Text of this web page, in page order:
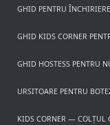
GHID PENTRU
GHID KIDS CORNER
GHID HOSTESS PENTRU
URSITOARE PENTRU
KIDS CORNER — COLȚUL